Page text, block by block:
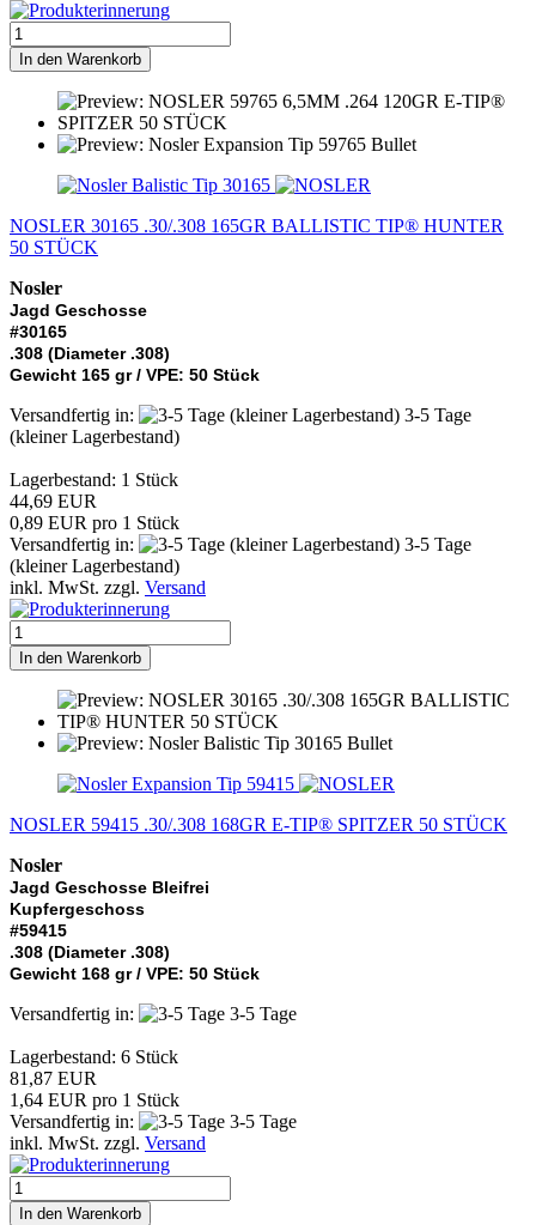
In den Warenkorb
NOSLER 30165 .30/.308 165GR BALLISTIC TIP® HUNTER
50 STÜCK
Nosler
Jagd Geschosse
#30165
.308 (Diameter .308)
Gewicht 165 gr / VPE: 50 Stück
Versandfertig in:
3-5 Tage
(kleiner Lagerbestand)
Lagerbestand: 1 Stück
44,69 EUR
0,89 EUR pro 1 Stück
Versandfertig in:
3-5 Tage
(kleiner Lagerbestand)
inkl. MwSt. zzgl. Versand
In den Warenkorb
NOSLER 59415 .30/.308 168GR E-TIP® SPITZER 50 STÜCK
Nosler
Jagd Geschosse Bleifrei
Kupfergeschoss
#59415
.308 (Diameter .308)
Gewicht 168 gr / VPE: 50 Stück
Versandfertig in: 3-5 Tage
Lagerbestand: 6 Stück
81,87 EUR
1,64 EUR pro 1 Stück
Versandfertig in:
3-5 Tage
inkl. MwSt. zzgl. Versand
In den Warenkorb